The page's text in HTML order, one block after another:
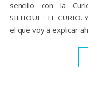
sencillo con la
SILHOUETTE
el que voy a explicar